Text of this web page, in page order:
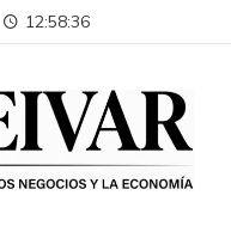
12:58:36